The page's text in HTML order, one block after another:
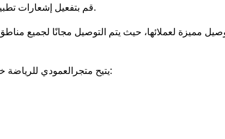
قم بتفعيل إشعارات.
لعملائها، حيث يتم التوصيل مجانًا لجميع مناطق
يتيح متجرالعمودي للرياضة خيارات دفع متعددة لضمان راحة العملاء، وتشمل: